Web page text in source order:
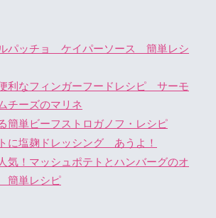
パッチョ ケイパーソース 簡単レシ
利なフィンガーフードレシピ サーモ
チーズのマリネ
簡単ビーフストロガノフ・レシピ
に塩麹ドレッシング あうよ！
気！マッシュポテトとハンバーグのオ
簡単レシピ